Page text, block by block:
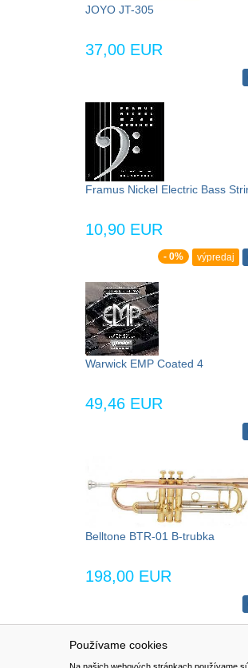
Používame cookies
JOYO JT-305
37,00 EUR
Framus Nickel Electric Bass
10,90 EUR
- 0% výpredaj
Warwick EMP Coated 4
49,46 EUR
Belltone BTR-01 B-trubka
198,00 EUR